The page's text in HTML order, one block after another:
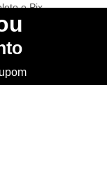
e Pix
Física